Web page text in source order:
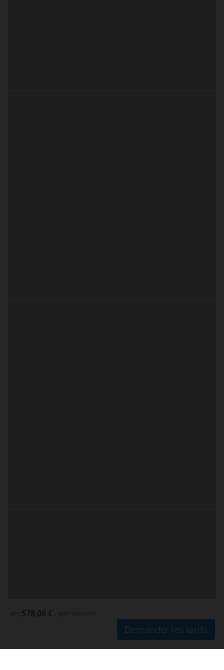
dès 578,06 € / par semaine
Demander les tarifs